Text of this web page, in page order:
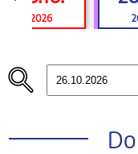
2026